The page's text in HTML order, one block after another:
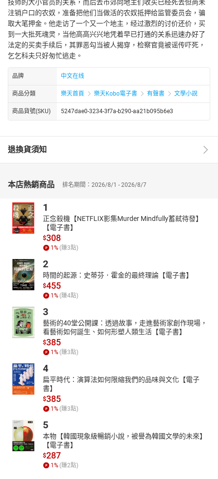
技师的大小官员的关系，而后去市郊向地主们收买已经死去但尚未
注销户口的农奴，准备把他们当做活的农奴抵押给监管委员会，骗
取大笔押金。他走访了一个又一个地主，经过激烈的讨价还价，买
到一大批死魂灵，当他高高兴兴地凭着早已打通的关系迅速办好了
法定的买卖手续后，其罪恶勾当被人揭穿，检察官竟被谣传吓死，
乞乞科夫只好匆忙逃走。
品牌 中文在线
商品分類 樂天首頁 樂天Kobo電子書 有聲書 文學小說
商品貨號(SKU) 5247dae0-3234-3f7a-b290-aa21b095b6e3
退換貨須知
本店熱銷商品 排名期間：2026/8/1 - 2026/8/7
1
正念殺機【NETFLIX影集Murder Mindfully蓄弒待發】
【電子書】
$308
1% (賺3點)
2
時間的起源：史蒂芬．霍金的最終理論【電子書】
$455
1% (賺4點)
3
藝術的40堂公開課：透過故事，走進藝術家創作現場，
看藝術如何誕生、如何形塑人類生活【電子書】
$385
1% (賺3點)
4
扁平時代：演算法如何限縮我們的品味與文化【電子
書】
$385
1% (賺3點)
5
本物【韓國現象級暢銷小說，被譽為韓國文學的未來】
【電子書】
$287
1% (賺2點)